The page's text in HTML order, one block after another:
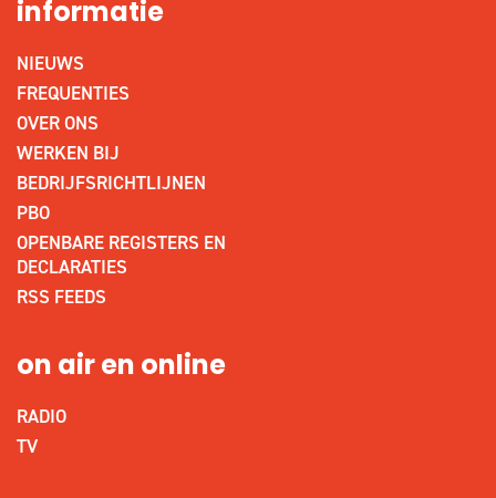
informatie
NIEUWS
FREQUENTIES
OVER ONS
WERKEN BIJ
BEDRIJFSRICHTLIJNEN
PBO
OPENBARE REGISTERS EN
DECLARATIES
RSS FEEDS
on air en online
RADIO
TV